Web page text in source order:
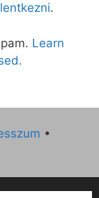
.
Learn
•